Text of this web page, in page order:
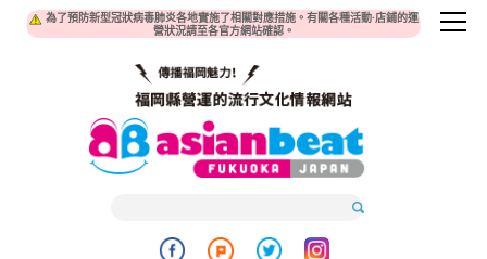
為了預防新型冠狀病毒肺炎各地實施了相關對應措施。有關各種活動·店鋪的運
營狀況請至各官方網站確認。